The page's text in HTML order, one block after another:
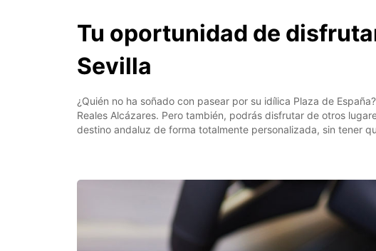
Tu oportunidad de
Sevilla
¿Quién no ha soñado con pasear por su idílica Plaza de
Reales Alcázares. Pero también, podrás disfrutar de otros
destino andaluz de forma totalmente personalizada, sin tener